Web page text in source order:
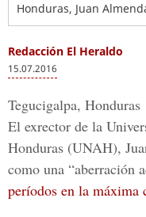
Honduras, Juan
Redacción El Heraldo
15.07.2016
Tegucigalpa, Honduras
El exrector de la
Honduras (UNAH),
como una “aberración
períodos en la máxima